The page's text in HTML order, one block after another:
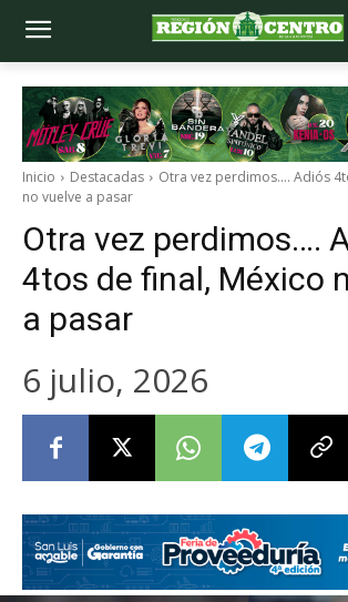
Inicio Destacadas
Otra vez perdimos.... Adiós
no vuelve a pasar
Otra vez perdimos….
4tos de final, México
a pasar
6 julio, 2026